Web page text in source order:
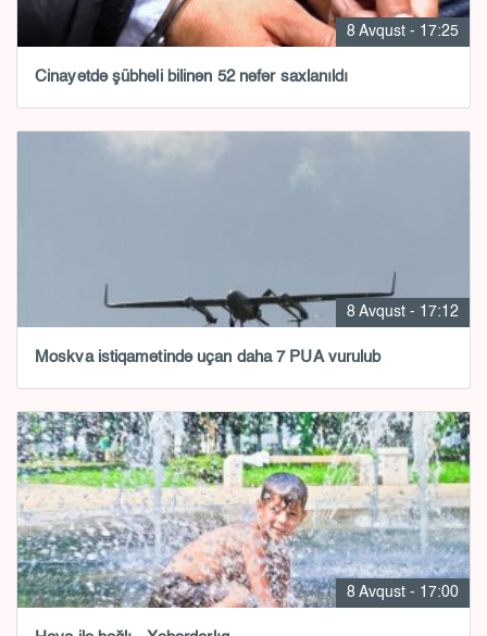
8 Avqust - 17:25
Cinayətdə şübhəli bilinən 52 nəfər saxlanıldı
8 Avqust - 17:12
Moskva istiqamətində uçan daha 7 PUA vurulub
8 Avqust - 17:00